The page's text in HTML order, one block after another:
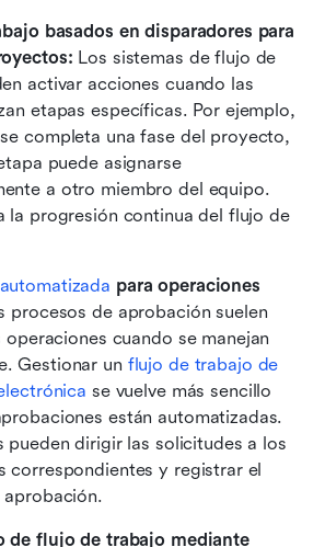
basados en disparadores para
Los sistemas de flujo de
activar acciones cuando las
etapas específicas. Por ejemplo,
completa una fase del proyecto,
puede asignarse
a otro miembro del equipo.
la progresión continua del flujo de
para operaciones
procesos de aprobación suelen
operaciones cuando se manejan
Gestionar un flujo de trabajo de
se vuelve más sencillo
están automatizadas.
pueden dirigir las solicitudes a los
correspondientes y registrar el
de flujo de trabajo mediante